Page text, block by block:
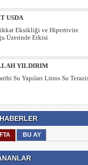
Su Yapıları Litros Su Terazisi
KARATEPE
değil, 'Veda Hutbesi!
BU AY